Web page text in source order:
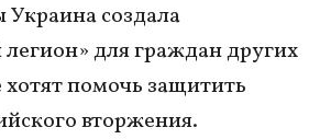
Украина создала
для граждан других
хотят помочь защитить
вторжения.